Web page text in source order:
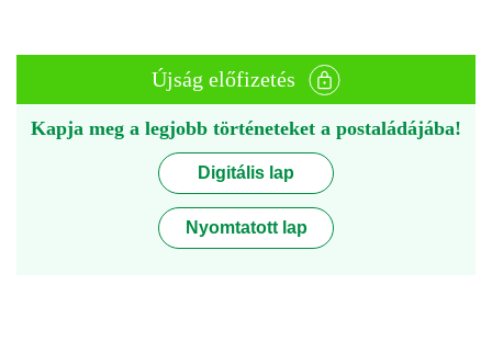
Újság előfizetés
Kapja meg a legjobb történeteket a postaládájába!
Digitális lap
Nyomtatott lap